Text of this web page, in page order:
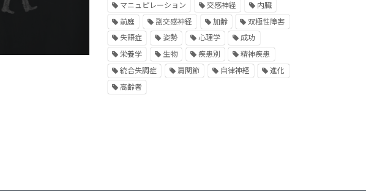
マニュピレーション
交感神経
内臓
前庭
副交感神経 加齢
双極性障害
失語症
姿勢 心理学
成功
栄養学
生物 疾患別
精神疾患
統合失調症
肩関節 自律神経
進化
高齢者